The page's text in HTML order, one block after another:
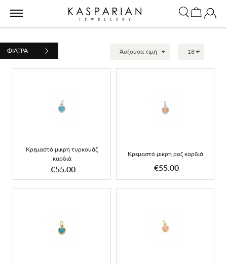
ΦΙΛΤΡΑ
Κρεμαστό μικρή τυρκουάζ
καρδιά
€55.00
Κρεμαστό μικρή τυρκουάζ
καρδιά
ΑΠΟΚΤΗΣΕ ΤΟ
Κρεμαστό μικρή ροζ καρδιά
€55.00
Κρεμαστό μικρή ροζ
καρδιά
ΑΠΟΚΤΗΣΕ ΤΟ
Κρεμαστό τυρκουάζ
καρδούλα
Κρεμαστό μικρό ροζ
καρδιά σε κίτρινο χρυσό